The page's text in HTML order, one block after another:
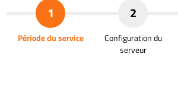
1
Période du service
2
Configuration du
serveur